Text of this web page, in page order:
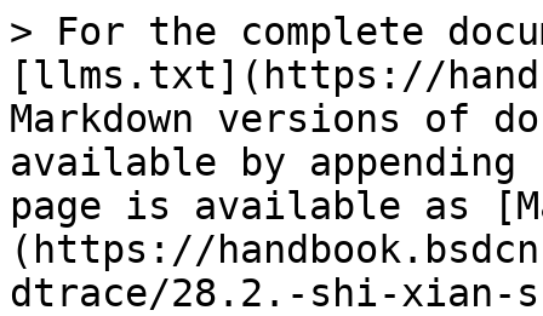
> For the complete
[llms.txt](https://
Markdown versions of
available by
page is available as
(https://
dtrace/28.2.-shi-xian-